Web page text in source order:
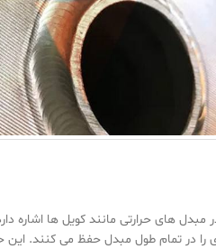
های حرارتی مانند کویل ها اشاره
در تمام طول مبدل حفظ می کنند. این